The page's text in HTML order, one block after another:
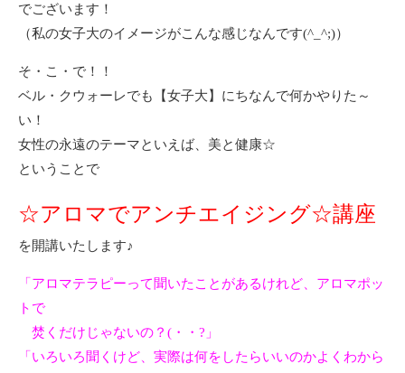
でございます！
（私の女子大のイメージがこんな感じなんです(^_^;)）
そ・こ・で！！
ベル・クウォーレでも【女子大】にちなんで何かやりた～
い！
女性の永遠のテーマといえば、美と健康☆
ということで
☆アロマでアンチエイジング☆講座
を開講いたします♪
「アロマテラピーって聞いたことがあるけれど、アロマポッ
トで
焚くだけじゃないの？(・・?」
「いろいろ聞くけど、実際は何をしたらいいのかよくわから